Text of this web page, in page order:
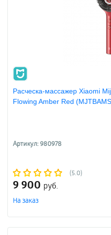
Расческа-массажер Xiaomi
Flowing Amber Red
Артикул: 980978
(5.0)
9 900 руб.
На заказ